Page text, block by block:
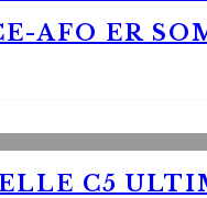
AFO ER
C5